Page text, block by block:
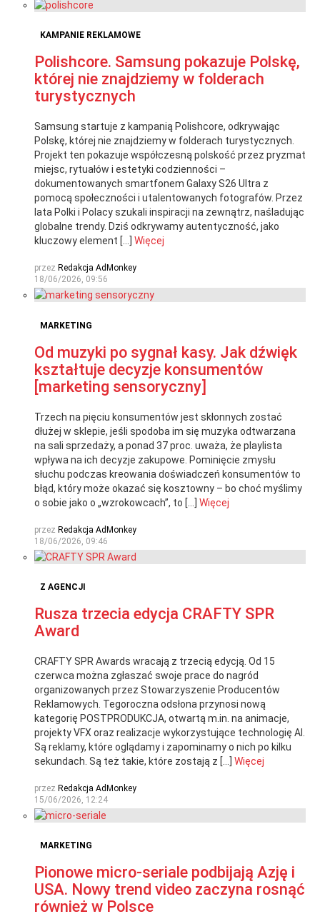
KAMPANIE REKLAMOWE
Polishcore. Samsung pokazuje Polskę,
której nie znajdziemy w folderach
turystycznych
Samsung startuje z kampanią Polishcore, odkrywając
Polskę, której nie znajdziemy w folderach turystycznych.
Projekt ten pokazuje współczesną polskość przez pryzmat
miejsc, rytuałów i estetyki codzienności –
dokumentowanych smartfonem Galaxy S26 Ultra z
pomocą społeczności i utalentowanych fotografów. Przez
lata Polki i Polacy szukali inspiracji na zewnątrz, naśladując
globalne trendy. Dziś odkrywamy autentyczność, jako
kluczowy element […] Więcej
przez Redakcja AdMonkey
18/06/2026, 09:56
MARKETING
Od muzyki po sygnał kasy. Jak dźwięk
kształtuje decyzje konsumentów
[marketing sensoryczny]
Trzech na pięciu konsumentów jest skłonnych zostać
dłużej w sklepie, jeśli spodoba im się muzyka odtwarzana
na sali sprzedaży, a ponad 37 proc. uważa, że playlista
wpływa na ich decyzje zakupowe. Pominięcie zmysłu
słuchu podczas kreowania doświadczeń konsumentów to
błąd, który może okazać się kosztowny – bo choć myślimy
o sobie jako o „wzrokowcach”, to […] Więcej
przez Redakcja AdMonkey
18/06/2026, 09:46
Z AGENCJI
Rusza trzecia edycja CRAFTY SPR
Award
CRAFTY SPR Awards wracają z trzecią edycją. Od 15
czerwca można zgłaszać swoje prace do nagród
organizowanych przez Stowarzyszenie Producentów
Reklamowych. Tegoroczna odsłona przynosi nową
kategorię POSTPRODUKCJA, otwartą m.in. na animacje,
projekty VFX oraz realizacje wykorzystujące technologię AI.
Są reklamy, które oglądamy i zapominamy o nich po kilku
sekundach. Są też takie, które zostają z […] Więcej
przez Redakcja AdMonkey
15/06/2026, 12:24
MARKETING
Pionowe micro-seriale podbijają Azję i
USA. Nowy trend video zaczyna rosnąć
również w Polsce